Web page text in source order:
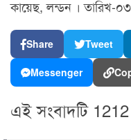
কায়েছ, লন্ডন । তারিখ-
Share Tweet
Messenger
এই সংবাদটি